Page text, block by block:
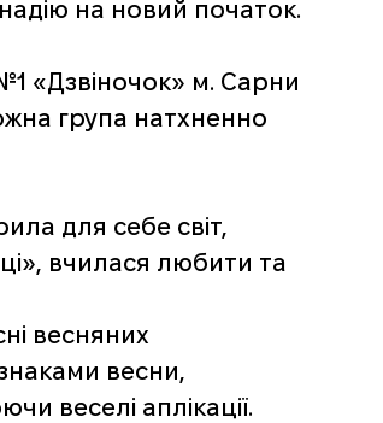
надію на новий початок.
«Дзвіночок» м. Сарни
група натхненно
для себе світ,
вчилася любити та
весняних
весни,
веселі аплікації.